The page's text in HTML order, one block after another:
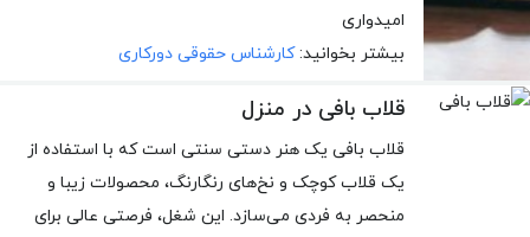
امیدواری
بیشتر بخوانید:کارشناس حقوقی دورکاری
قلاب بافی در منزل
قلاب بافی یک هنر دستی سنتی است که با استفاده از
یک قلاب کوچک و نخ‌های رنگارنگ، محصولات زیبا و
منحصر به فردی می‌سازد. این شغل، فرصتی عالی برای